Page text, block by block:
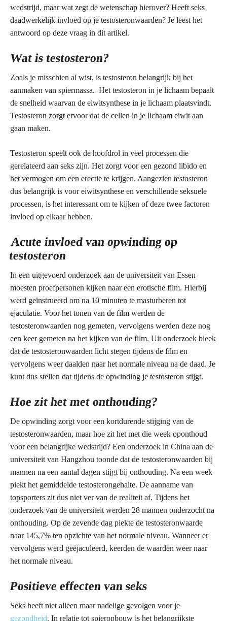
wedstrijd, maar wat zegt de wetenschap hierover? Heeft seks
daadwerkelijk invloed op je testosteronwaarden? Je leest het
antwoord op deze vraag in dit artikel.
Wat is testosteron?
Zoals je misschien al wist, is testosteron belangrijk bij het
aanmaken van spiermassa. Het testosteron in je lichaam bepaalt
de snelheid waarvan de eiwitsynthese in je lichaam plaatsvindt.
Testosteron zorgt ervoor dat de cellen in je lichaam eiwit aan
gaan maken.
Testosteron speelt ook de hoofdrol in veel processen die
gerelateerd aan seks zijn. Het zorgt voor een gezond libido en
het vermogen om een erectie te krijgen. Aangezien testosteron
dus belangrijk is voor eiwitsynthese en verschillende seksuele
processen, is het interessant om te kijken of deze twee factoren
invloed op elkaar hebben.
Acute invloed van opwinding op
testosteron
In een uitgevoerd onderzoek aan de universiteit van Essen
moesten proefpersonen kijken naar een erotische film. Hierbij
werd geïnstrueerd om na 10 minuten te masturberen tot
ejaculatie. Voor het tonen van de film werden de
testosteronwaarden nog gemeten, vervolgens werden deze nog
een keer gemeten na het kijken van de film. Uit onderzoek bleek
dat de testosteronwaarden licht stegen tijdens de film en
vervolgens weer daalden naar het normale niveau na de daad. Je
kunt dus stellen dat tijdens de opwinding je testosteron stijgt.
Hoe zit het met onthouding?
De opwinding zorgt voor een kortdurende stijging van de
testosteronwaarden, maar hoe zit het met die week oponthoud
voor een belangrijke wedstrijd? Een onderzoek in China aan de
universiteit van Hangzhou toonde dat de testosteronwaarden bij
mannen na een aantal dagen stijgt bij onthouding. Na een week
piekt het gemiddelde testosterongehalte. De aanname van
topsporters zit dus niet ver van de realiteit af. Tijdens het
onderzoek van de universiteit werden 28 mannen onderzocht na
onthouding. Op de zevende dag piekte de testosteronwaarde
naar 145,7% ten opzichte van het normale niveau. Wanneer er
vervolgens werd geëjaculeerd, keerden de waarden weer naar
het normale niveau.
Positieve effecten van seks
Seks heeft niet alleen maar nadelige gevolgen voor je
gezondheid. In relatie tot spieropbouw is het belangrijkste